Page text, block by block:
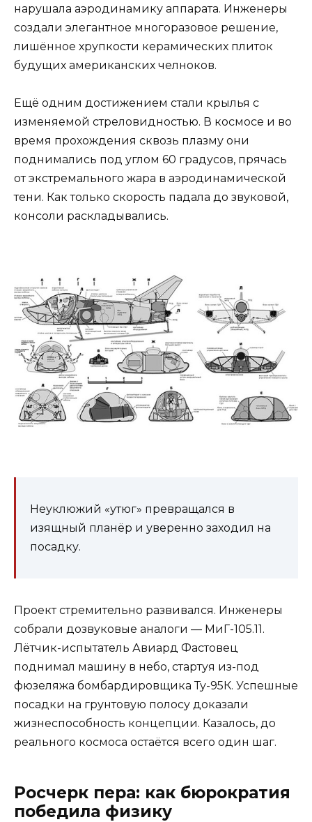
нарушала аэродинамику аппарата. Инженеры
создали элегантное многоразовое решение,
лишённое хрупкости керамических плиток
будущих американских челноков.
Ещё одним достижением стали крылья с
изменяемой стреловидностью. В космосе и во
время прохождения сквозь плазму они
поднимались под углом 60 градусов, прячась
от экстремального жара в аэродинамической
тени. Как только скорость падала до звуковой,
консоли раскладывались.
Неуклюжий «утюг» превращался в
изящный планёр и уверенно заходил на
посадку.
Проект стремительно развивался. Инженеры
собрали дозвуковые аналоги — МиГ-105.11.
Лётчик-испытатель Авиард Фастовец
поднимал машину в небо, стартуя из-под
фюзеляжа бомбардировщика Ту-95К. Успешные
посадки на грунтовую полосу доказали
жизнеспособность концепции. Казалось, до
реального космоса остаётся всего один шаг.
Росчерк пера: как бюрократия
победила физику